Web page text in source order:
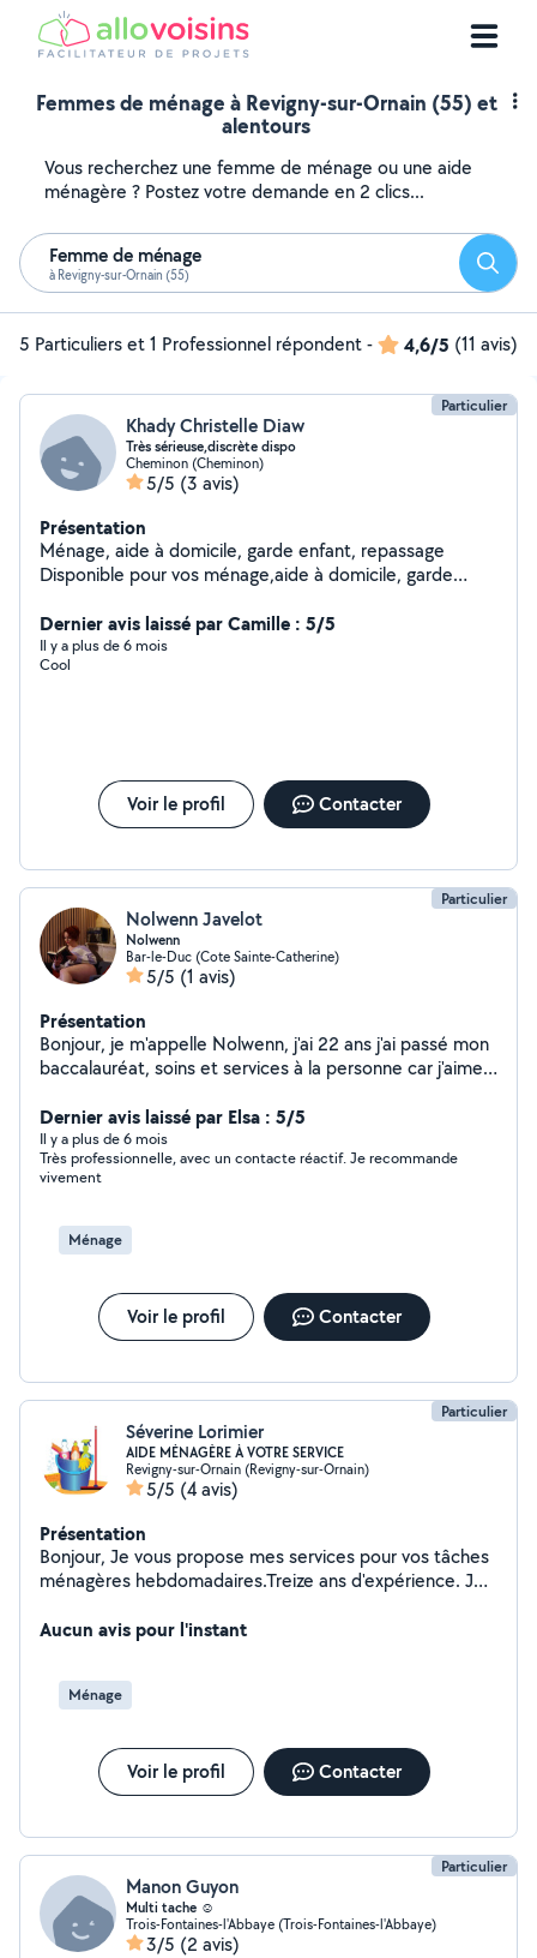
Femmes de ménage à Revigny-sur-Ornain (55) et
alentours
Vous recherchez une femme de ménage ou une aide
ménagère ? Postez votre demande en 2 clics...
Femme de ménage
à Revigny-sur-Ornain (55)
5 Particuliers et 1 Professionnel répondent- 4,6/5 (11 avis)
Particulier
Khady Christelle Diaw
Très sérieuse,discrète dispo
Cheminon (Cheminon)
5/5 (3 avis)
Présentation
Ménage, aide à domicile, garde enfant, repassage
Disponible pour vos ménage,aide à domicile, garde
handicapées
Dernier avis laissé par Camille : 5/5
Il y a plus de 6 mois
Cool
Voir le profil Contacter
Particulier
Nolwenn Javelot
Nolwenn
Bar-le-Duc (Cote Sainte-Catherine)
5/5 (1 avis)
Présentation
Bonjour, je m'appelle Nolwenn, j'ai 22 ans j'ai passé mon
baccalauréat, soins et services à la personne car j'aime
propose des aide aux ménages, gardes d'enfants mais
également garde animaux actuellement je travaille avec
des enfants ainsi que dans le ménage pour toute
question, n'hésitez pas à me demander
Dernier avis laissé par Elsa : 5/5
Il y a plus de 6 mois
Très professionnelle, avec un contacte réactif. Je recommande
vivement
Ménage
Voir le profil Contacter
Particulier
Séverine Lorimier
AIDE MÉNAGÈRE À VOTRE SERVICE
Revigny-sur-Ornain (Revigny-sur-Ornain)
5/5 (4 avis)
Présentation
Bonjour, Je vous propose mes services pour vos tâches
ménagères hebdomadaires.Treize ans d'expérience. Je
suis une personne de confiance, sérieuse, efficace,
communes alentours dans un rayon de 10km. Il me reste
un créneau disponible : Jeudi : 15h/18h Personnes non
PAIEMENT CESU Cordialement
Aucun avis pour l'instant
Ménage
Voir le profil Contacter
Particulier
Manon Guyon
Multi tache ☺️
Trois-Fontaines-l'Abbaye (Trois-Fontaines-l'Abbaye)
3/5 (2 avis)